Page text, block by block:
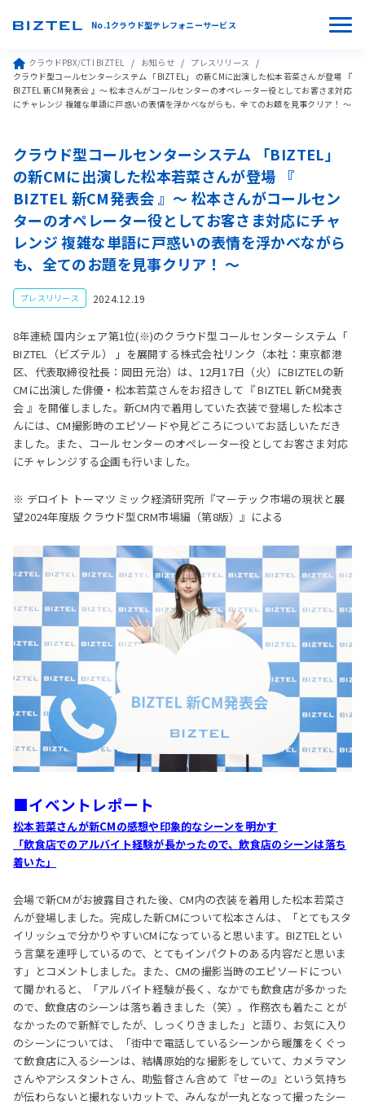
No.1クラウド型テレフォニーサービス
クラウドPBX/CTI BIZTEL お知らせ
プレスリリース
クラウド型コールセンターシステム 「BIZTEL」 の新CMに出演した松本若菜さんが登場 『
BIZTEL 新CM発表会 』〜 松本さんがコールセンターのオペレーター役としてお客さま対応
にチャレンジ 複雑な単語に戸惑いの表情を浮かべながらも、全てのお題を見事クリア！ 〜
クラウド型コールセンターシステム 「BIZTEL」
の新CMに出演した松本若菜さんが登場 『
BIZTEL 新CM発表会 』〜 松本さんがコールセン
ターのオペレーター役としてお客さま対応にチャ
レンジ 複雑な単語に戸惑いの表情を浮かべながら
も、全てのお題を見事クリア！ 〜
プレスリリース 2024.12.19
8年連続 国内シェア第1位(※)のクラウド型コールセンターシステム「
BIZTEL（ビズテル） 」を展開する株式会社リンク（本社：東京都港
区、代表取締役社長：岡田 元治）は、12月17日（火）にBIZTELの新
CMに出演した俳優・松本若菜さんをお招きして『 BIZTEL 新CM発表
会 』を開催しました。新CM内で着用していた衣装で登場した松本さ
んには、CM撮影時のエピソードや見どころについてお話しいただき
ました。また、コールセンターのオペレーター役としてお客さま対応
にチャレンジする企画も行いました。
※ デロイト トーマツ ミック経済研究所『マーテック市場の現状と展
望2024年度版 クラウド型CRM市場編（第8版）』による
■イベントレポート
松本若菜さんが新CMの感想や印象的なシーンを明かす
「飲食店でのアルバイト経験が長かったので、飲食店のシーンは落ち
着いた」
会場で新CMがお披露目された後、CM内の衣装を着用した松本若菜さ
んが登場しました。完成した新CMについて松本さんは、「とてもスタ
イリッシュで分かりやすいCMになっていると思います。BIZTELとい
う言葉を連呼しているので、とてもインパクトのある内容だと思いま
す」とコメントしました。また、CMの撮影当時のエピソードについ
て聞かれると、「アルバイト経験が長く、なかでも飲食店が多かった
ので、飲食店のシーンは落ち着きました（笑）。作務衣も着たことが
なかったので新鮮でしたが、しっくりきました」と語り、お気に入り
のシーンについては、「街中で電話しているシーンから暖簾をくぐっ
て飲食店に入るシーンは、結構原始的な撮影をしていて、カメラマン
さんやアシスタントさん、助監督さん含めて『せーの』という気持ち
が伝わらないと撮れないカットで、みんなが一丸となって撮ったシー